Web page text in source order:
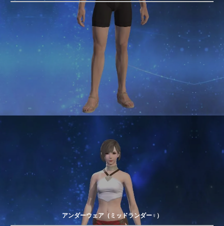
アンダーウェア（ミッドランダー♀）